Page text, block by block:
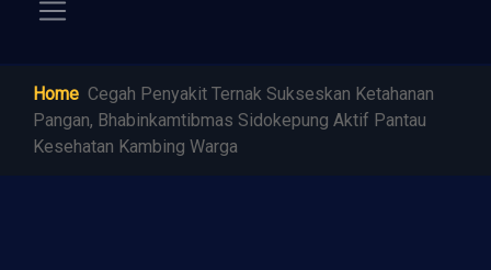
Home Cegah Penyakit Ternak Sukseskan Ketahanan
Pangan, Bhabinkamtibmas Sidokepung Aktif Pantau
Kesehatan Kambing Warga